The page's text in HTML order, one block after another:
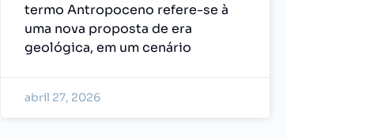
termo Antropoceno refere-se à
uma nova proposta de era
geológica, em um cenário
abril 27, 2026